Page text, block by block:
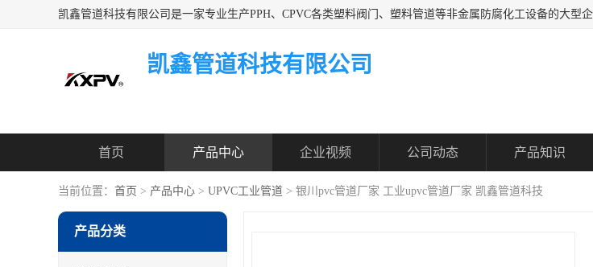
凯鑫管道科技有限公司
首页 产品中心 企业视频 公司动态 产品知识
当前位置： 首页 > 产品中心 > UPVC工业管道 > 银川pvc管道厂家 工业upvc管道厂家 凯鑫管道科技
产品分类